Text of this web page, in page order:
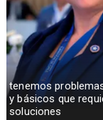
tenemos
y básicos que
soluciones